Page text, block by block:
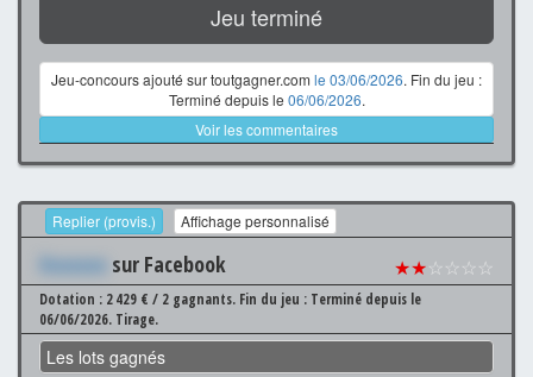
Jeu terminé
Jeu-concours ajouté sur toutgagner.com le 03/06/2026. Fin du jeu :
Terminé depuis le 06/06/2026.
Voir les commentaires
Replier (provis.) Affichage personnalisé
Xxxxxxx sur Facebook ★★☆☆☆☆
Dotation : 2 429 € / 2 gagnants. Fin du jeu : Terminé depuis le
06/06/2026. Tirage.
Les lots gagnés